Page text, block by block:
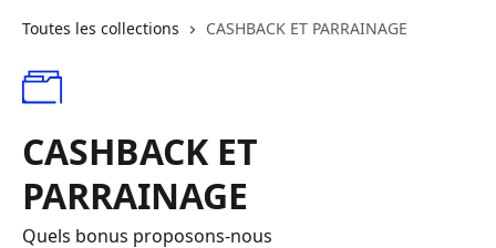
Toutes les collections CASHBACK ET PARRAINAGE
CASHBACK ET
PARRAINAGE
Quels bonus proposons-nous